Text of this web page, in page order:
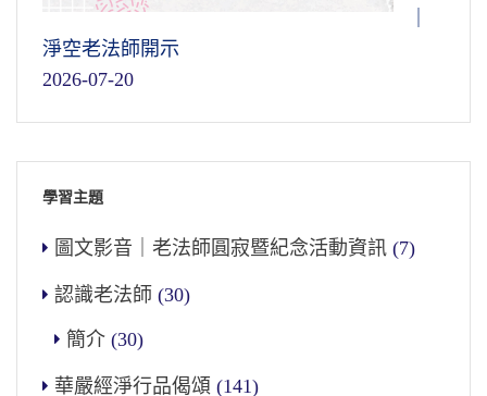
淨空老法師開示
2026-07-20
學習主題
圖文影音｜老法師圓寂暨紀念活動資訊 (7)
認識老法師 (30)
簡介 (30)
華嚴經淨行品偈頌 (141)